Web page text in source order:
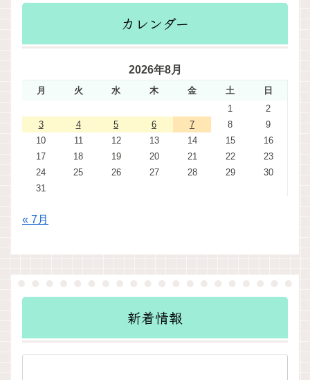
カレンダー
2026年8月
月 火 水 木 金 土
日
1
2
3
4 5 6 7 8
9
10
11 12 13 14 15
16
17
18 19 20 21 22
23
24
25 26 27 28 29
30
31
« 7月
新着情報